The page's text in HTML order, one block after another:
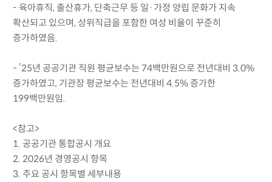
- 육아휴직, 출산휴가, 단축근무 등 일·가정 양립 문화가 지속
확산되고 있으며, 상위직급을 포함한 여성 비율이 꾸준히
증가하였음.
- ’25년 공공기관 직원 평균보수는 74백만원으로 전년대비 3.0%
증가하였고, 기관장 평균보수는 전년대비 4.5% 증가한
199백만원임.
<참고>
1. 공공기관 통합공시 개요
2. 2026년 경영공시 항목
3. 주요 공시 항목별 세부내용